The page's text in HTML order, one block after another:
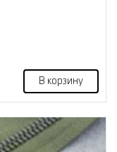
В корзину